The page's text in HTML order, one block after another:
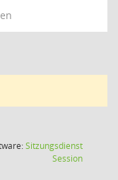
Sitzungsdienst
Session(Wird in